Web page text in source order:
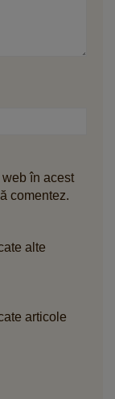
în acest
comentez.
alte
articole